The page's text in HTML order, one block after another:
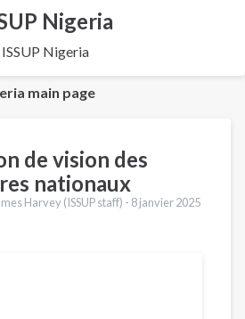
Nigeria
ISSUP Nigeria
main page
de vision des
nationaux
Harvey (ISSUP staff) - 8 janvier 2025